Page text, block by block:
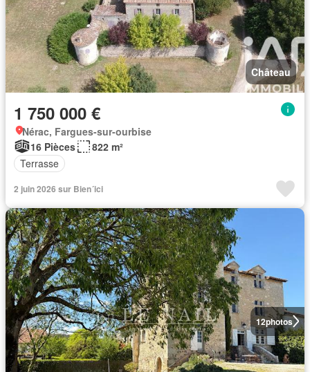
Château
1 750 000 €
Nérac, Fargues-sur-ourbise
16 Pièces
822 m²
Terrasse
2 juin 2026 sur Bien´ici
12photos